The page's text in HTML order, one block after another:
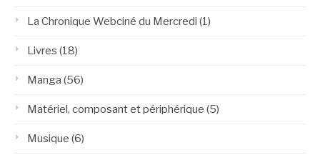
La Chronique Webciné du Mercredi (1)
Livres (18)
Manga (56)
Matériel, composant et périphérique (5)
Musique (6)